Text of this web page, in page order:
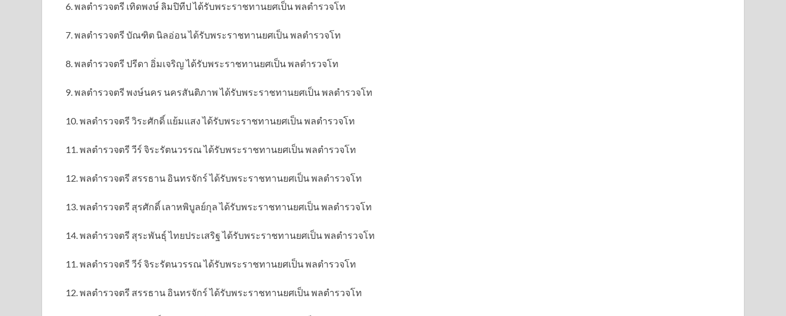
6. พลตำรวจตรี เทิดพงษ์ ลิมปิทีป ได้รับพระราชทานยศเป็น พลตำรวจโท
7. พลตำรวจตรี บัณฑิต นิลอ่อน ได้รับพระราชทานยศเป็น พลตำรวจโท
8. พลตำรวจตรี ปรีดา อิ่มเจริญ ได้รับพระราชทานยศเป็น พลตำรวจโท
9. พลตำรวจตรี พงษ์นคร นครสันติภาพ ได้รับพระราชทานยศเป็น พลตำรวจโท
10. พลตำรวจตรี วิระศักดิ์ แย้มแสง ได้รับพระราชทานยศเป็น พลตำรวจโท
11. พลตำรวจตรี วีร์ จิระรัตนวรรณ ได้รับพระราชทานยศเป็น พลตำรวจโท
12. พลตำรวจตรี สรรธาน อินทรจักร์ ได้รับพระราชทานยศเป็น พลตำรวจโท
13. พลตำรวจตรี สุรศักดิ์ เลาหพิบูลย์กุล ได้รับพระราชทานยศเป็น พลตำรวจโท
14. พลตำรวจตรี สุระพันธุ์ ไทยประเสริฐ ได้รับพระราชทานยศเป็น พลตำรวจโท
11. พลตำรวจตรี วีร์ จิระรัตนวรรณ ได้รับพระราชทานยศเป็น พลตำรวจโท
12. พลตำรวจตรี สรรธาน อินทรจักร์ ได้รับพระราชทานยศเป็น พลตำรวจโท